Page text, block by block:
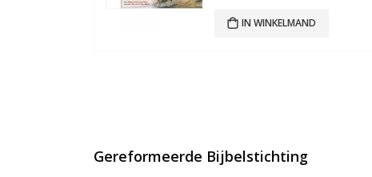
IN WINKELMAND
Gereformeerde Bijbelstichting